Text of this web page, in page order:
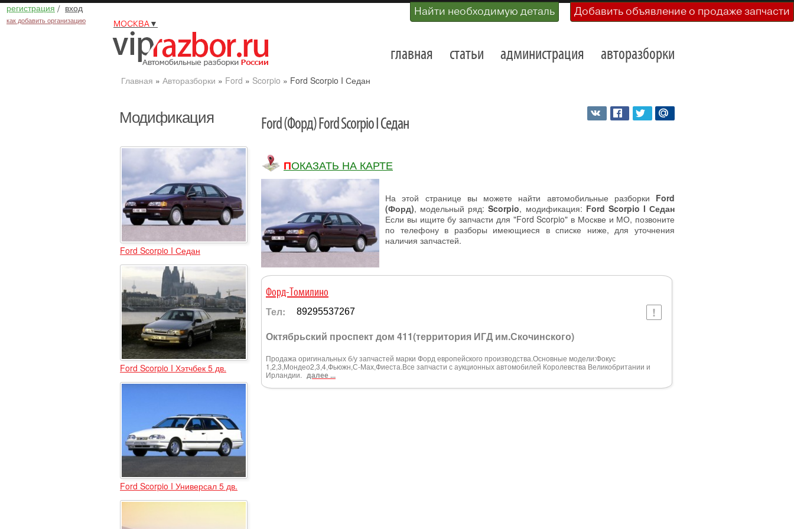
регистрация / вход
как добавить организацию
Найти необходимую деталь Добавить объявление о продаже запчасти
МОСКВА▼
главная статьи администрация авторазборки
Главная » Авторазборки » Ford » Scorpio » Ford Scorpio I Седан
Модификация
Ford Scorpio I Седан
Ford Scorpio I Хэтчбек 5 дв.
Ford Scorpio I Универсал 5 дв.
Ford (Форд) Ford Scorpio I Седан
ПОКАЗАТЬ НА КАРТЕ
На этой странице вы можете найти автомобильные разборки Ford
(Форд), модельный ряд:Scorpio, модификация: Ford Scorpio I Седан
Если вы ищите бу запчасти для "Ford Scorpio" в Москве и МО, позвоните
по телефону в разборы имеющиеся в списке ниже, для уточнения
наличия запчастей.
Форд-Томилино
Тел: 89295537267
Октябрьский проспект дом 411(территория ИГД им.Скочинского)
Продажа оригинальных б/у запчастей марки Форд европейского производства.Основные модели:Фокус
1,2,3,Мондео2,3,4,Фьюжн,С-Мах,Фиеста.Все запчасти с аукционных автомобилей Королевства Великобритании и
Ирландии. далее ...